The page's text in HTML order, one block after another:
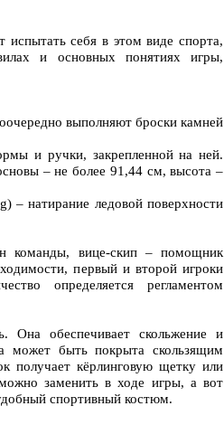
испытать себя в этом виде спорта,
и основных понятиях игры,
выполняют броски камней
и ручки, закрепленной на ней.
– не более 91,44 см, высота –
– натирание ледовой поверхности
команды, вице-скип – помощник
первый и второй игроки
определяется регламентом
Она обеспечивает скольжение и
может быть покрыта скользящим
получает кёрлинговую щетку или
заменить в ходе игры, а вот
спортивный костюм.